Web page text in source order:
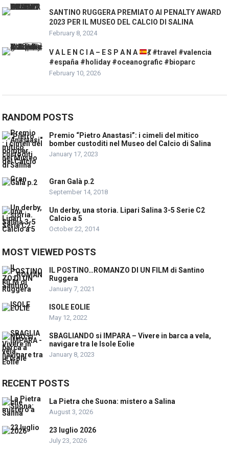
SANTINO RUGGERA PREMIATO AI PENALTY AWARD
2023 PER IL MUSEO DEL CALCIO DI SALINA
February 8, 2024
V A L E N C I A – E S P A N A 💃#travel #valencia
#españa #holiday #oceanografic #bioparc
February 10, 2026
RANDOM POSTS
Premio “Pietro Anastasi”: i cimeli del mitico
bomber custoditi nel Museo del Calcio di Salina
January 17, 2023
Gran Galà p.2
September 14, 2018
Un derby, una storia. Lipari Salina 3-5 Serie C2
Calcio a 5
October 22, 2014
MOST VIEWED POSTS
IL POSTINO…ROMANZO DI UN FILM di Santino
Ruggera
January 7, 2021
ISOLE EOLIE
May 12, 2022
SBAGLIANDO si IMPARA – Vivere in barca a vela,
navigare tra le Isole Eolie
January 8, 2023
RECENT POSTS
La Pietra che Suona: mistero a Salina
August 3, 2026
23 luglio 2026
July 23, 2026